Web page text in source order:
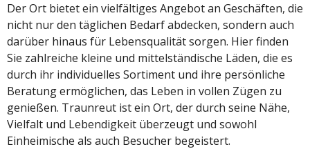
Der Ort bietet ein vielfältiges Angebot an Geschäften, die
nicht nur den täglichen Bedarf abdecken, sondern auch
darüber hinaus für Lebensqualität sorgen. Hier finden
Sie zahlreiche kleine und mittelständische Läden, die es
durch ihr individuelles Sortiment und ihre persönliche
Beratung ermöglichen, das Leben in vollen Zügen zu
genießen. Traunreut ist ein Ort, der durch seine Nähe,
Vielfalt und Lebendigkeit überzeugt und sowohl
Einheimische als auch Besucher begeistert.